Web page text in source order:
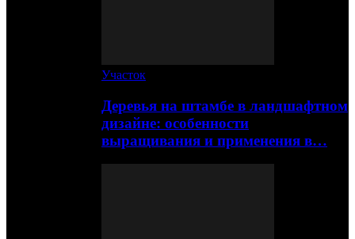
Участок
Деревья на штамбе в ландшафтном
дизайне: особенности
выращивания и применения в…